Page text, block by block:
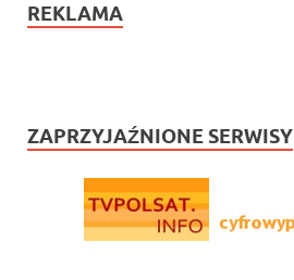
REKLAMA
ZAPRZYJAŹNIONE SERWISY